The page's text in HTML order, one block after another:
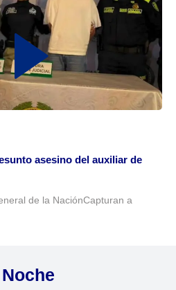
asesino del auxiliar de
de la NaciónCapturan a